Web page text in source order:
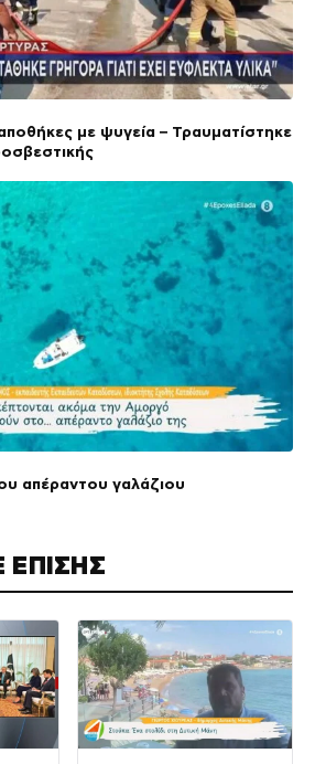
με ψυγεία – Τραυματίστηκε
απέραντου γαλάζιου
ΕΠΙΣΗΣ